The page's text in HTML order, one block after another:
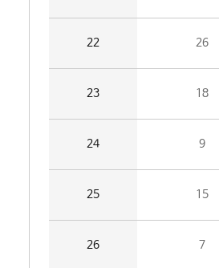
22 26
23 18
24 9
25 15
26 7